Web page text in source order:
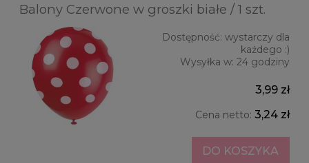
Balony Czerwone w groszki białe / 1 szt.
Dostępność: wystarczy dla
każdego :)
Wysyłka w: 24 godziny
3,99 zł
Cena netto: 3,24 zł
DO KOSZYKA